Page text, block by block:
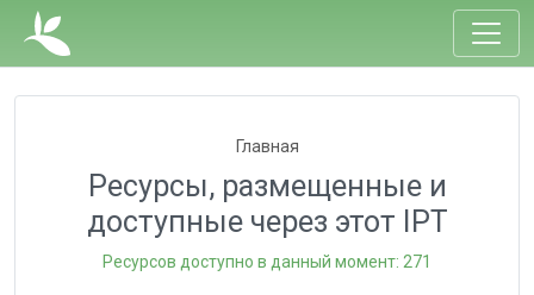
Главная
Ресурсы, размещенные и
доступные через этот IPT
Ресурсов доступно в данный момент: 271